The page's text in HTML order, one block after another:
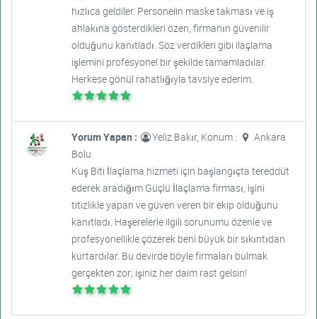
hızlıca geldiler. Personelin maske takması ve iş
ahlakına gösterdikleri özen, firmanın güvenilir
olduğunu kanıtladı. Söz verdikleri gibi ilaçlama
işlemini profesyonel bir şekilde tamamladılar.
Herkese gönül rahatlığıyla tavsiye ederim.
Yorum Yapan : Yeliz Bakır, Konum :
Ankara
Bolu
Kuş Biti İlaçlama hizmeti için başlangıçta tereddüt
ederek aradığım Güçlü İlaçlama firması, işini
titizlikle yapan ve güven veren bir ekip olduğunu
kanıtladı. Haşerelerle ilgili sorunumu özenle ve
profesyonellikle çözerek beni büyük bir sıkıntıdan
kurtardılar. Bu devirde böyle firmaları bulmak
gerçekten zor; işiniz her daim rast gelsin!